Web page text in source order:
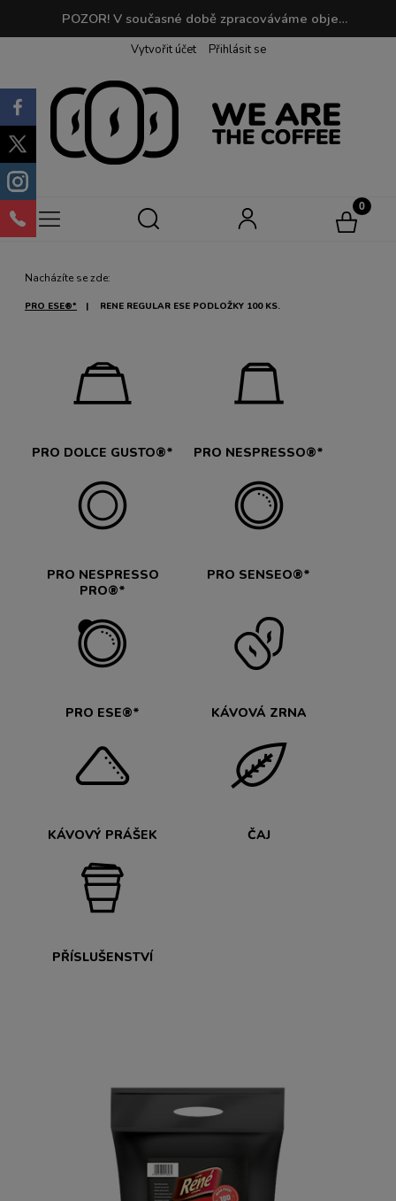
POZOR! V současné době zpracováváme objednávky do 2 dnů. Při objednávkách nad 190 PLN je doprava zdarma! | Při nákupu můžete sbírat body, které můžete později vyměnit za svou oblíbenou kávu!
Vytvořit účet Přihlásit se
Nacházíte se zde:
PRO ESE®* RENE REGULAR ESE PODLOŽKY 100 KS.
PRO DOLCE GUSTO®* PRO NESPRESSO®*
PRO NESPRESSO
PRO®*
PRO SENSEO®*
PRO ESE®* KÁVOVÁ ZRNA
KÁVOVÝ PRÁŠEK ČAJ
PŘÍSLUŠENSTVÍ